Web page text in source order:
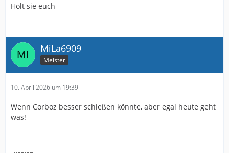
Holt sie euch
MiLa6909
Meister
10. April 2026 um 19:39
Wenn Corboz besser schießen könnte, aber egal heute geht
was!